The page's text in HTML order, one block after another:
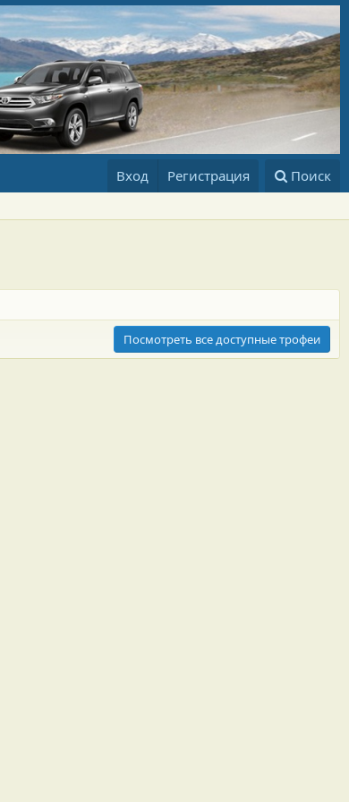
Вход Регистрация Поиск
Посмотреть все доступные трофеи